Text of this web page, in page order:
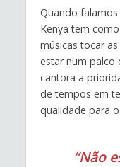
Quando
Kenya tem
músicas tocar
estar num palco
cantora a
de tempos em
qualidade para
“Não